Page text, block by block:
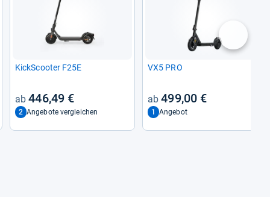
KickS­coo­ter F25E
446,49 €
2 Angebote vergleichen
VX5 PRO
499,00 €
1 Angebot
nächste